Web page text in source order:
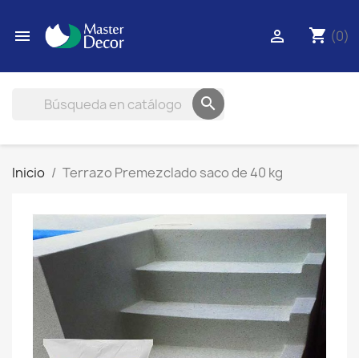
 shopping_cart (0)


Inicio Terrazo Premezclado saco de 40 kg